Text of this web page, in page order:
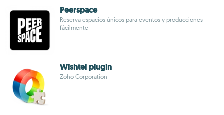
Peerspace
Reserva espacios únicos para eventos y producciones
fácilmente
Wishtel plugin
Zoho Corporation